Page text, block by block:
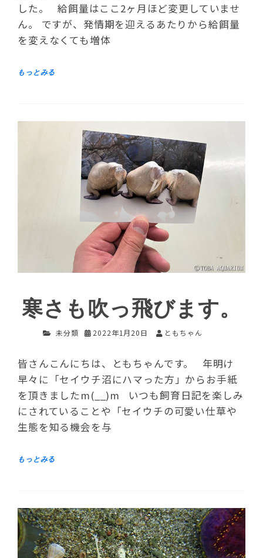
した。 給餌量はここ2ヶ月ほど変更していませ
ん。 ですが、発情期を迎えるあたりから給餌量
を変えなくても増体
寒さも吹っ飛びます。
未分類 2022年1月20日 ともちゃん
皆さんこんにちは、ともちゃんです。 年明け
早々に「セイウチ沼にハマった方」からお手紙
を頂きましたm(__)m いつも飼育日記を楽しみ
にされていることや「セイウチの可愛い仕草や
生態を知る機会を与